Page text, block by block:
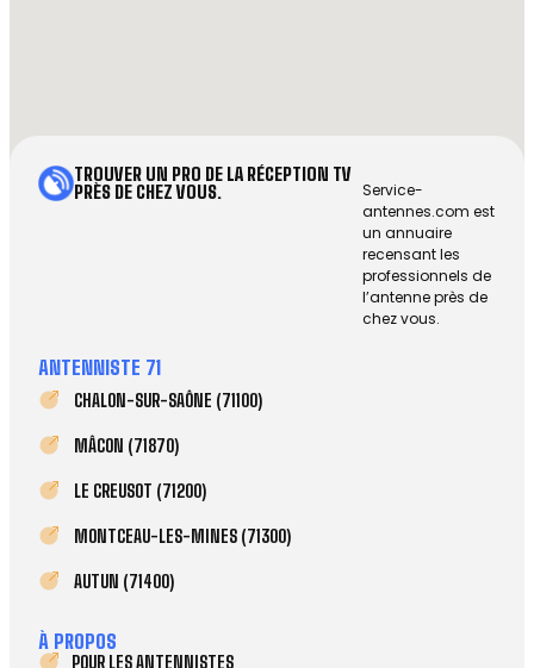
TROUVER UN PRO DE LA RÉCEPTION TV
PRÈS DE CHEZ VOUS.
Service-
antennes.com est
un annuaire
recensant les
professionnels de
l’antenne près de
chez vous.
ANTENNISTE 71
CHALON-SUR-SAÔNE (71100)
MÂCON (71870)
LE CREUSOT (71200)
MONTCEAU-LES-MINES (71300)
AUTUN (71400)
À PROPOS
POUR LES ANTENNISTES